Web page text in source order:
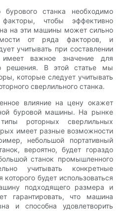
бурового станка необходимо
чтобы эффективно
на эти машины может сильно
от ряда факторов, и
учитывать при составлении
важное значение для
решения. В этой статье мы
которые следует учитывать
сверлильного станка.
влияние на цену окажет
буровой машины. На рынке
роторных сверлильных
имеет разные возможности
небольшой портативный
вероятно, будет гораздо
станок промышленного
учитывать конкретные
которого будет использоваться
подходящего размера и
гарантировать, что машина
и способна удовлетворить